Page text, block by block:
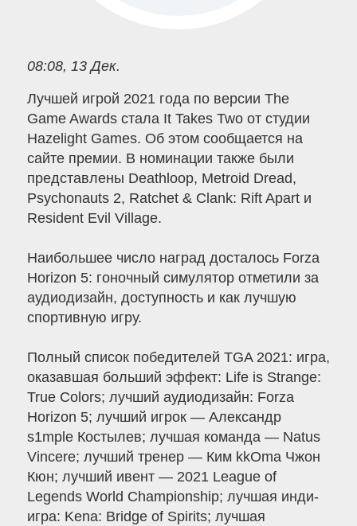
08:08, 13 Дек.
Лучшей игрой 2021 года по версии The
Game Awards стала It Takes Two от студии
Hazelight Games. Об этом сообщается на
сайте премии. В номинации также были
представлены Deathloop, Metroid Dread,
Psychonauts 2, Ratchet & Clank: Rift Apart и
Resident Evil Village.
Наибольшее число наград досталось Forza
Horizon 5: гоночный симулятор отметили за
аудиодизайн, доступность и как лучшую
спортивную игру.
Полный список победителей TGA 2021: игра,
оказавшая больший эффект: Life is Strange:
True Colors; лучший аудиодизайн: Forza
Horizon 5; лучший игрок — Александр
s1mple Костылев; лучшая команда — Natus
Vincere; лучший тренер — Ким kkOma Чжон
Кюн; лучший ивент — 2021 League of
Legends World Championship; лучшая инди-
игра: Kena: Bridge of Spirits; лучшая